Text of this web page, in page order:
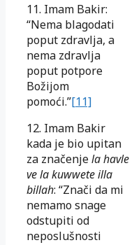
11. Imam Bakir:
“Nema blagodati
poput zdravlja, a
nema zdravlja
poput potpore
Božijom
pomoći.”[11]
12. Imam Bakir
kada je bio upitan
za značenjela havle
ve la kuwwete illa
billah: “Znači da mi
nemamo snage
odstupiti od
neposlušnosti